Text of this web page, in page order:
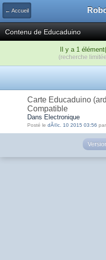
← Accueil
Contenu de Educaduino
Il y a 1
(recherche
Carte Educaduino
Compatible
Dans Electronique
Posté le dÃ©c. 10 2015 03:56